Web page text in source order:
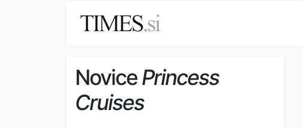
NovicePrincess
Cruises